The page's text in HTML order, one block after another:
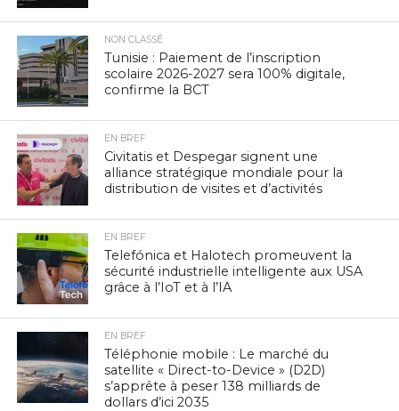
NON CLASSÉ
Tunisie : Paiement de l’inscription
scolaire 2026-2027 sera 100% digitale,
confirme la BCT
EN BREF
Civitatis et Despegar signent une
alliance stratégique mondiale pour la
distribution de visites et d’activités
EN BREF
Telefónica et Halotech promeuvent la
sécurité industrielle intelligente aux USA
grâce à l’IoT et à l’IA
EN BREF
Téléphonie mobile : Le marché du
satellite « Direct-to-Device » (D2D)
s’apprête à peser 138 milliards de
dollars d’ici 2035